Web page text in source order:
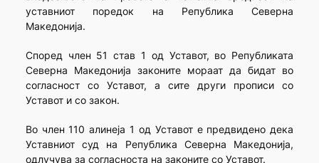
уставниот поредок на Република Северна
Македонија.
Според член 51 став 1 од Уставот, во Републиката
Северна Македонија законите мораат да бидат во
согласност со Уставот, а сите други прописи со
Уставот и со закон.
Во член 110 алинеја 1 од Уставот е предвидено дека
Уставниот суд на Република Северна Македонија,
одлучува за согласноста на законите со Уставот.